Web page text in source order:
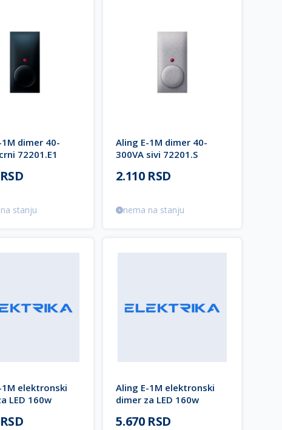
dimer 40-
72201.E1
stanju
Aling E-1M dimer 40-
300VA sivi 72201.S
2.110 RSD
nema na stanju
1M elektronski
LED 160w
Aling E-1M elektronski
dimer za LED 160w
5.670 RSD